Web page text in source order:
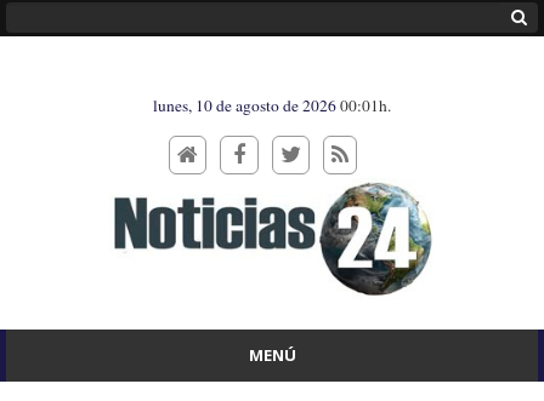
lunes, 10 de agosto de 202600:01h.
MENÚ